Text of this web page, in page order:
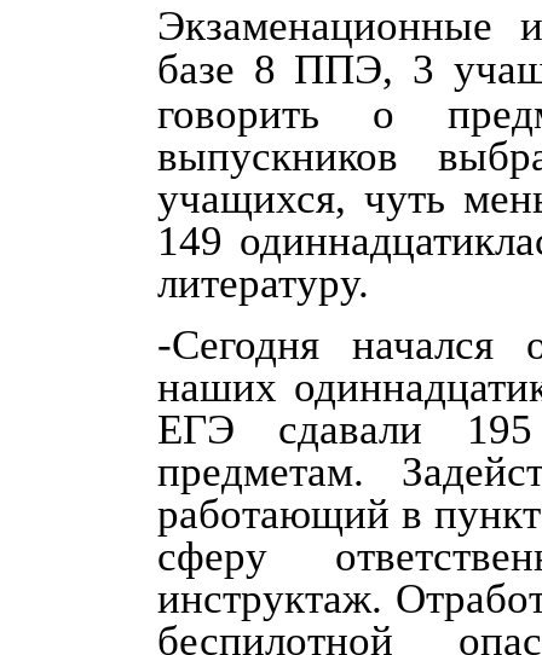
Экзаменационные
базе 8 ППЭ, 3
говорить о
выпускников
учащихся, чуть
149
литературу.
-Сегодня начался
наших
ЕГЭ сдавали
предметам.
работающий в
сферу
инструктаж.
беспилотной